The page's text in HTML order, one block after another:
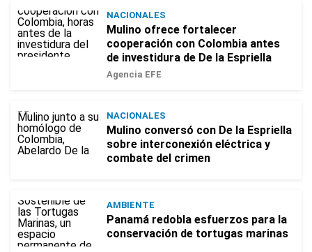
NACIONALES
Mulino ofrece fortalecer
cooperación con Colombia antes
de investidura de De la Espriella
Agencia EFE
NACIONALES
Mulino conversó con De la Espriella
sobre interconexión eléctrica y
combate del crimen
AMBIENTE
Panamá redobla esfuerzos para la
conservación de tortugas marinas